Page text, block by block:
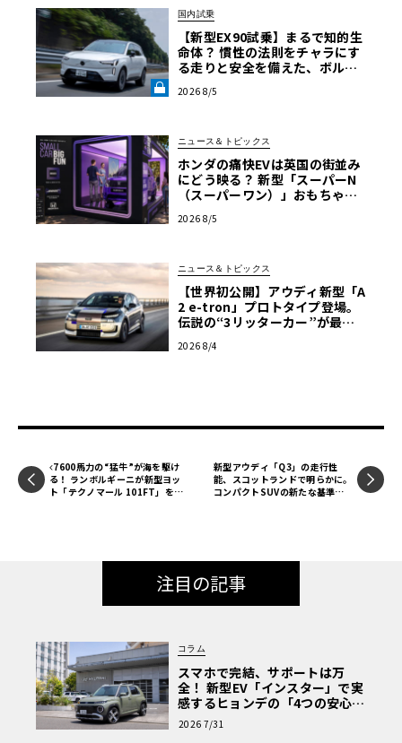
国内試乗
【新型EX90試乗】まるで知的生
命体？ 慣性の法則をチャラにす
る走りと安全を備えた、ボルボ
AB》
2026 8/5
ニュース＆トピックス
ホンダの痛快EVは英国の街並み
にどう映る？ 新型「スーパーN
（スーパーワン）」おもちゃ箱
2026 8/5
ニュース＆トピックス
【世界初公開】アウディ新型「A
2 e-tron」プロトタイプ登場。
伝説の“3リッターカー”が最高
【画像38枚】
2026 8/4
7600馬力の“猛牛”が海を駆け
る！ ランボルギーニが新型ヨッ
ト「テクノマール 101FT」を世
新型アウディ「Q3」の走行性
能、スコットランドで明らかに。
コンパクトSUVの新たな基準を
注目の記事
コラム
スマホで完結、サポートは万
全！ 新型EV「インスター」で実
感するヒョンデの「4つの安心」
【第1回・ヒョンデ6つの疑問：
Why? Hyundai?】〈PR〉
2026 7/31